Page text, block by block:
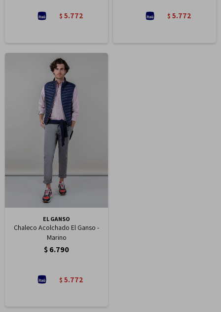
$ 5.772 $ 5.772
EL GANSO
Chaleco Acolchado El Ganso -
Marino
$6.790
$ 5.772